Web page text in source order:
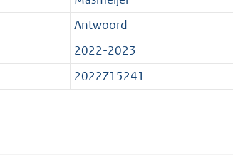
Antwoord
2022-2023
2022Z15241